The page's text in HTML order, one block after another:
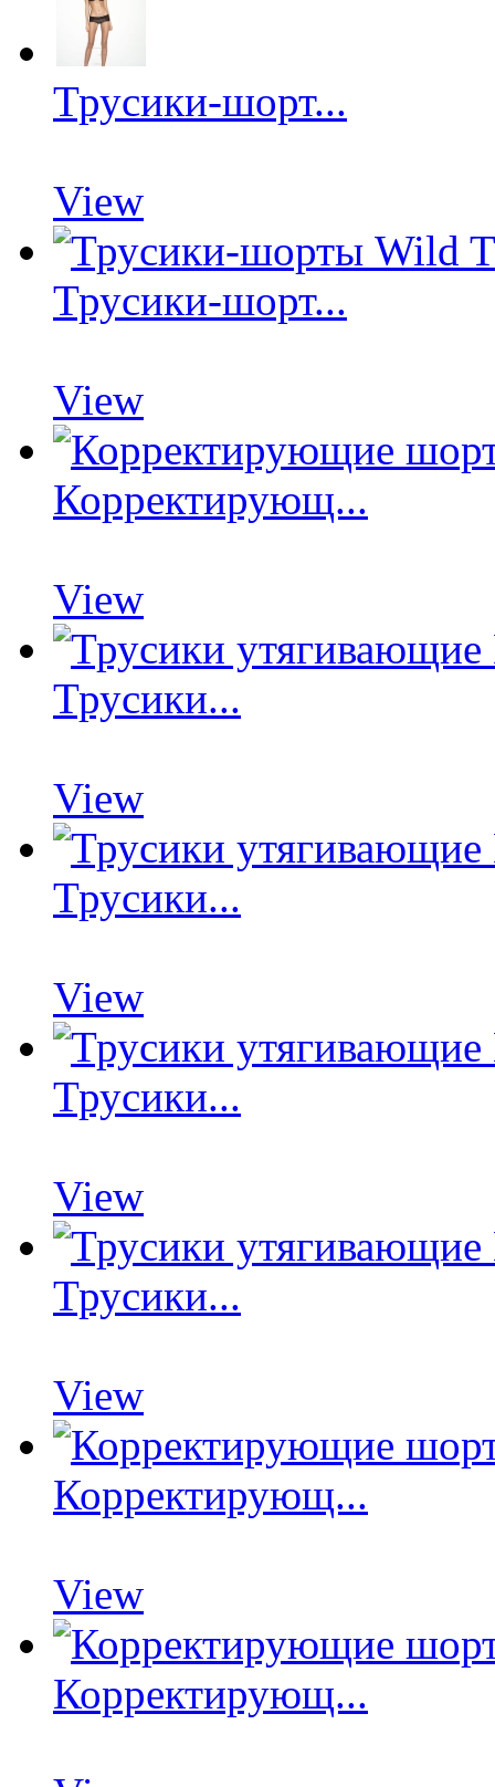
Трусики-шорт...
View
Трусики-шорт...
View
Корректирующ...
View
Трусики...
View
Трусики...
View
Трусики...
View
Трусики...
View
Корректирующ...
View
Корректирующ...